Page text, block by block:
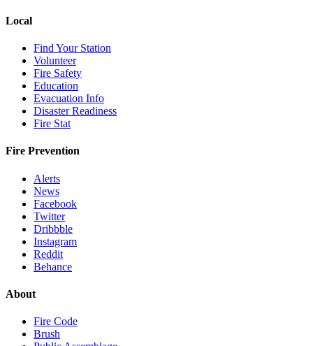
Local
Find Your Station
Volunteer
Fire Safety
Education
Evacuation Info
Disaster Readiness
Fire Stat
Fire Prevention
Alerts
News
Facebook
Twitter
Dribbble
Instagram
Reddit
Behance
About
Fire Code
Brush